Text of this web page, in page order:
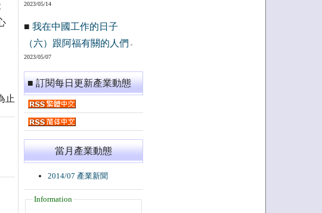
止
2023/05/14
■ 我在中國工作的日子
（六）跟阿福有關的人們 -
2023/05/07
■ 訂閱每日更新產業動態
當月產業動態
2014/07 產業新聞
Information